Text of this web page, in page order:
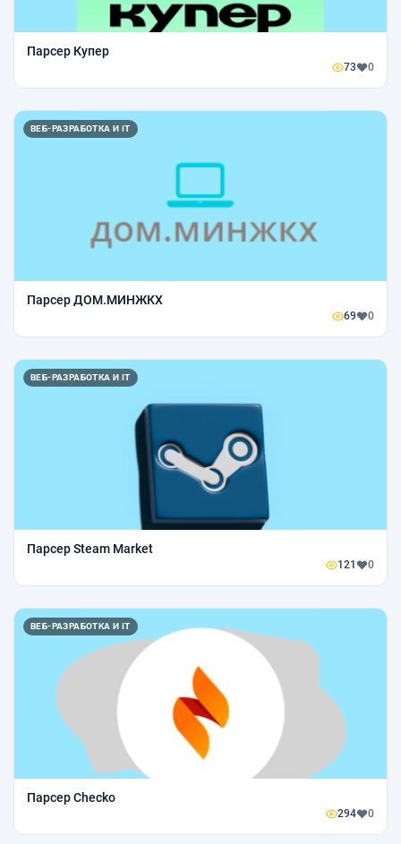
Парсер Купер
73 0
ВЕБ-РАЗРАБОТКА И IT
Парсер ДОМ.МИНЖКХ
69 0
ВЕБ-РАЗРАБОТКА И IT
Парсер Steam Market
121 0
ВЕБ-РАЗРАБОТКА И IT
Парсер Checko
294 0